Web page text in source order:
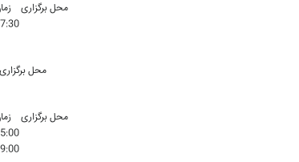
محل برگزاری
محل برگزاری
محل برگزاری